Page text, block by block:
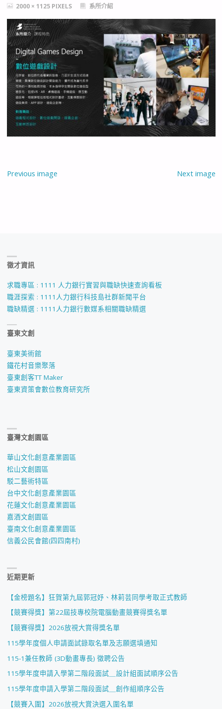
FULL2000 × 1125 PIXELS 系所介紹
Previous image Next image
徵才資訊
求職專區 : 1111 人力銀行實習與職缺快速查詢看板
職涯探索 : 1111人力銀行科技島社群新聞平台
職缺精選 : 1111人力銀行數媒系相關職缺精選
臺東文創
臺東美術館
鐵花村音樂聚落
臺東創客TT Maker
臺東資策會數位教育研究所
臺灣文創園區
華山文化創意產業園區
松山文創園區
駁二藝術特區
台中文化創意產業園區
花蓮文化創意產業園區
嘉酒文創園區
臺南文化創意產業園區
信義公民會館(四四南村)
近期更新
【金榜題名】狂賀第九屆郭冠妤、林莉芸同學考取正式教師
【競賽得獎】第22屆技專校院電腦動畫競賽得獎名單
【競賽得獎】2026放視大賞得獎名單
115學年度個人申請面試錄取名單及志願選填通知
115-1兼任教師 (3D動畫專長) 徵聘公告
115學年度申請入學第二階段面試＿設計組面試順序公告
115學年度申請入學第二階段面試＿創作組順序公告
【競賽入圍】2026放視大賞決選入圍名單